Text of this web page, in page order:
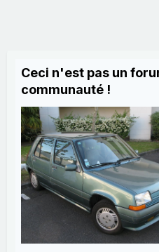
Ceci n'est pas un
communauté !